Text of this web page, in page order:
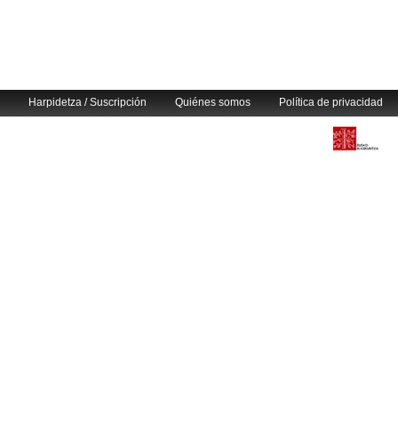
Harpidetza / Suscripción Quiénes somos Política de privacidad